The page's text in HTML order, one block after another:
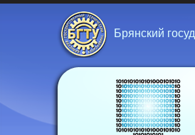
Брянский